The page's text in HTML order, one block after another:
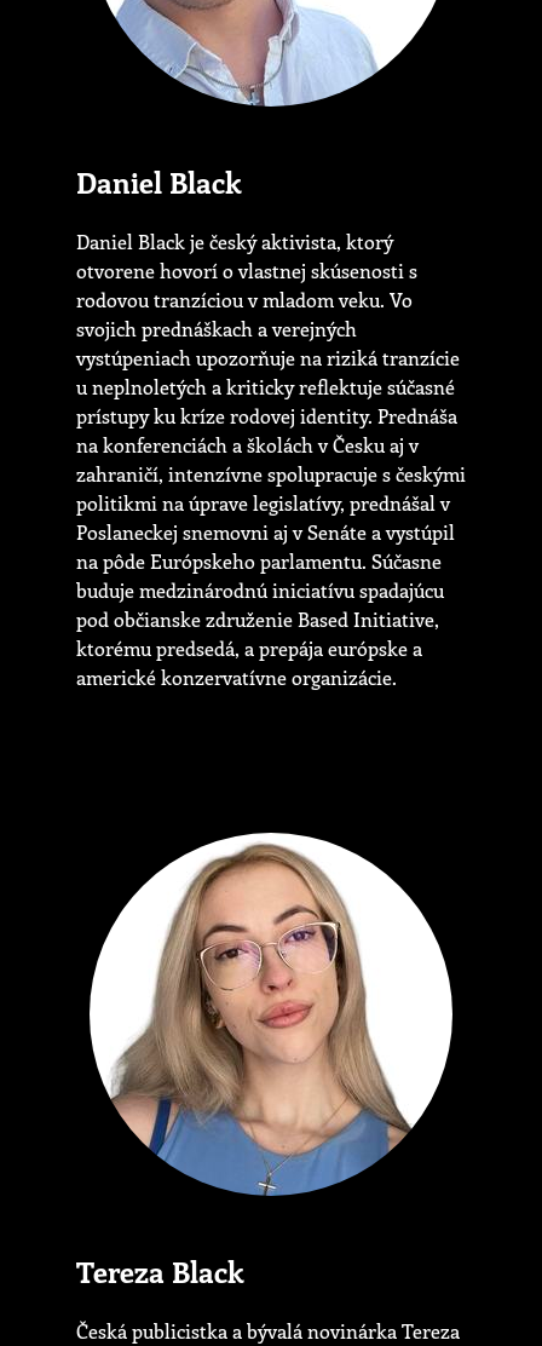
Daniel Black
Daniel Black je český aktivista, ktorý
otvorene hovorí o vlastnej skúsenosti s
rodovou tranzíciou v mladom veku. Vo
svojich prednáškach a verejných
vystúpeniach upozorňuje na riziká tranzície
u neplnoletých a kriticky reflektuje súčasné
prístupy ku kríze rodovej identity. Prednáša
na konferenciách a školách v Česku aj v
zahraničí, intenzívne spolupracuje s českými
politikmi na úprave legislatívy, prednášal v
Poslaneckej snemovni aj v Senáte a vystúpil
na pôde Európskeho parlamentu. Súčasne
buduje medzinárodnú iniciatívu spadajúcu
pod občianske združenie Based Initiative,
ktorému predsedá, a prepája európske a
americké konzervatívne organizácie.
Tereza Black
Česká publicistka a bývalá novinárka Tereza